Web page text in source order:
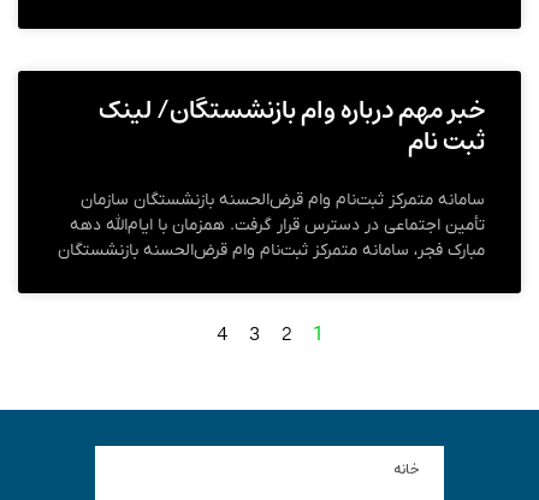
خبر مهم درباره وام بازنشستگان/ لینک
ثبت نام
سامانه متمرکز ثبت‌نام وام قرض‌الحسنه بازنشستگان سازمان
تأمین‌ اجتماعی در دسترس قرار گرفت. همزمان با ایام‌الله دهه
مبارک فجر، سامانه متمرکز ثبت‌نام وام قرض‌الحسنه بازنشستگان
1
2
3
4
خانه